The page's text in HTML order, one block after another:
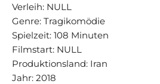
Verleih: NULL
Genre: Tragikomödie
Spielzeit: 108 Minuten
Filmstart: NULL
Produktionsland: Iran
Jahr: 2018